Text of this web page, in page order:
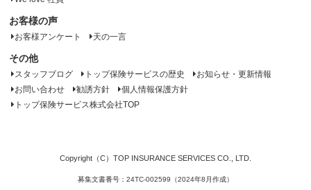
お客様の声
お客様アンケート 天の一言
その他
スタッフブログ トップ保険サービスの歴史
お知らせ・更新情報
お問い合わせ
勧誘方針
個人情報保護方針
トップ保険サービス株式会社TOP
Copyright（C）TOP INSURANCE SERVICES CO., LTD.
募集文書番号：24TC-002599（2024年8月作成）